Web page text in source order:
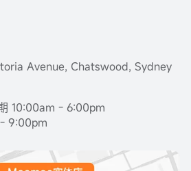
Avenue, Chatswood, Sydney
10:00am - 6:00pm
9:00pm